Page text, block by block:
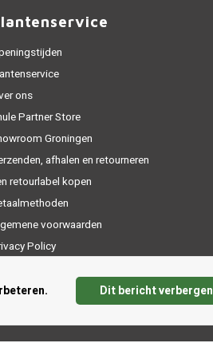
ons
Partner Store
Groningen
afhalen en retourneren
retourlabel kopen
voorwaarden
Policy
Dit bericht verbergen